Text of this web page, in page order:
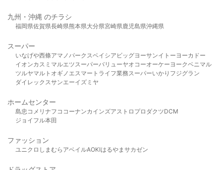
九州・沖縄 のチラシ
福岡県佐賀県長崎県熊本県大分県宮崎県鹿児島県沖縄県
スーパー
いなげや西條アマノパークスベイシア ビッグヨーサンイトーヨーカドー
イオンカスミ マルエツスーパーバリューヤオコーオーケー ヨークベニマル
ツルヤマルト オギノ エスマート ライフ業務スーパーいかり フジグラン
ダイレックスサンエーイズミヤ
ホームセンター
島忠 コメリ ナフコ コーナンカインズアストロプロダクツDCM
ジョイフル本田
ファッション
ユニクロ しまむら アベイルAOKIはるやま サカゼン